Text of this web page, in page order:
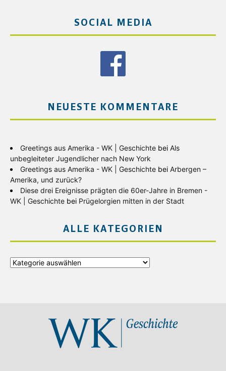
SOCIAL MEDIA
NEUESTE KOMMENTARE
Greetings aus Amerika - WK | Geschichte bei Als
unbegleiteter Jugendlicher nach New York
Greetings aus Amerika - WK | Geschichte bei Arbergen –
Amerika, und zurück?
Diese drei Ereignisse prägten die 60er-Jahre in Bremen -
WK | Geschichte bei Prügelorgien mitten in der Stadt
ALLE KATEGORIEN
Alle